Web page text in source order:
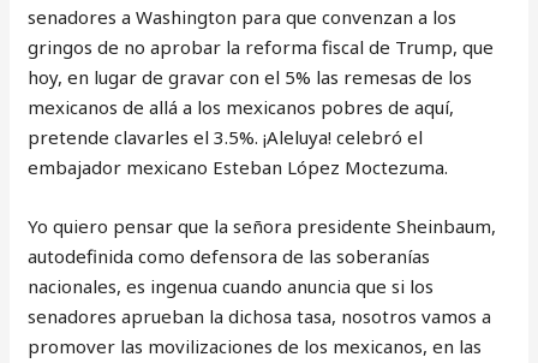
senadores a Washington para que convenzan a los
gringos de no aprobar la reforma fiscal de Trump, que
hoy, en lugar de gravar con el 5% las remesas de los
mexicanos de allá a los mexicanos pobres de aquí,
pretende clavarles el 3.5%. ¡Aleluya! celebró el
embajador mexicano Esteban López Moctezuma.
Yo quiero pensar que la señora presidente Sheinbaum,
autodefinida como defensora de las soberanías
nacionales, es ingenua cuando anuncia que si los
senadores aprueban la dichosa tasa, nosotros vamos a
promover las movilizaciones de los mexicanos, en las